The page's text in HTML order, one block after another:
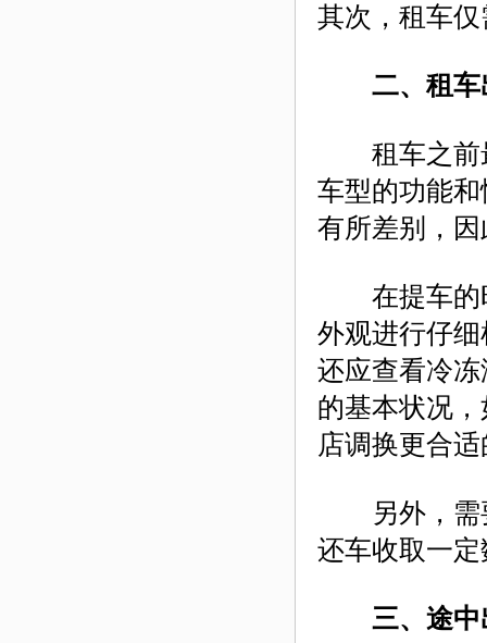
其次，租车
二、租
租车之前最
车型的功能
有所差别，
在提车的时
外观进行仔
还应查看冷
的基本状况
店调换更合
另外，需要
还车收取一
三、途中